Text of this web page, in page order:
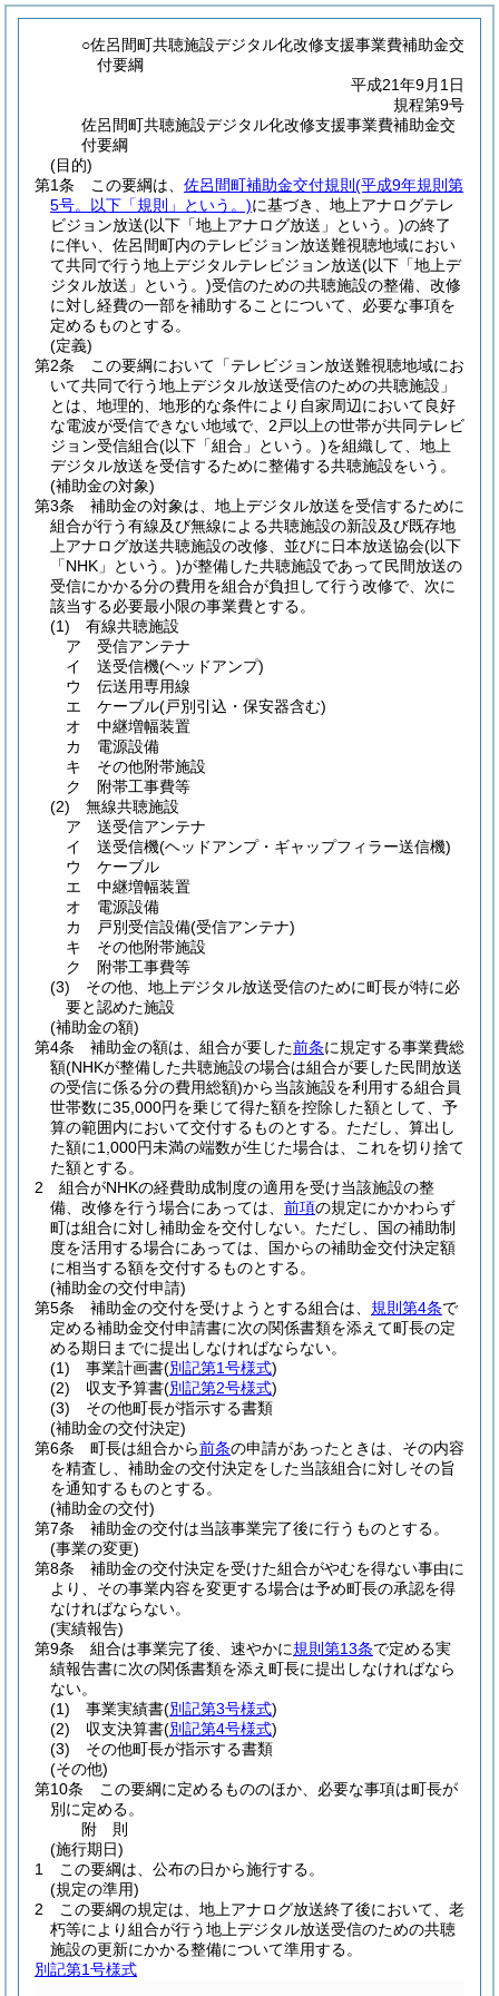
○佐呂間町共聴施設デジタル化改修支援事業費補助金交
付要綱
平成21年9月1日
規程第9号
佐呂間町共聴施設デジタル化改修支援事業費補助金交
付要綱
(目的)
第1条
この要綱は、 佐呂間町補助金交付規則 (平成9年規則第
5号。以下「規則」という。)に基づき、地上アナログテレ
ビジョン放送(以下「地上アナログ放送」という。)の終了
に伴い、佐呂間町内のテレビジョン放送難視聴地域におい
て共同で行う地上デジタルテレビジョン放送(以下「地上デ
ジタル放送」という。)受信のための共聴施設の整備、改修
に対し経費の一部を補助することについて、必要な事項を
定めるものとする。
(定義)
第2条
この要綱において「テレビジョン放送難視聴地域にお
いて共同で行う地上デジタル放送受信のための共聴施設」
とは、地理的、地形的な条件により自家周辺において良好
な電波が受信できない地域で、2戸以上の世帯が共同テレビ
ジョン受信組合(以下「組合」という。)を組織して、地上
デジタル放送を受信するために整備する共聴施設をいう。
(補助金の対象)
第3条
補助金の対象は、地上デジタル放送を受信するために
組合が行う有線及び無線による共聴施設の新設及び既存地
上アナログ放送共聴施設の改修、並びに日本放送協会(以下
「NHK」という。)が整備した共聴施設であって民間放送の
受信にかかる分の費用を組合が負担して行う改修で、次に
該当する必要最小限の事業費とする。
(1)
有線共聴施設
ア
受信アンテナ
イ
送受信機(ヘッドアンプ)
ウ
伝送用専用線
エ
ケーブル(戸別引込・保安器含む)
オ
中継増幅装置
カ
電源設備
キ
その他附帯施設
ク
附帯工事費等
(2)
無線共聴施設
ア
送受信アンテナ
イ
送受信機(ヘッドアンプ・ギャップフィラー送信機)
ウ
ケーブル
エ
中継増幅装置
オ
電源設備
カ
戸別受信設備(受信アンテナ)
キ
その他附帯施設
ク
附帯工事費等
(3)
その他、地上デジタル放送受信のために町長が特に必
要と認めた施設
(補助金の額)
第4条
補助金の額は、組合が要した前条に規定する事業費総
額(NHKが整備した共聴施設の場合は組合が要した民間放送
の受信に係る分の費用総額)から当該施設を利用する組合員
世帯数に35,000円を乗じて得た額を控除した額として、予
算の範囲内において交付するものとする。 ただし、算出し
た額に1,000円未満の端数が生じた場合は、これを切り捨て
た額とする。
2
組合がNHKの経費助成制度の適用を受け当該施設の整
備、改修を行う場合にあっては、 前項の規定にかかわらず
町は組合に対し補助金を交付しない。 ただし、国の補助制
度を活用する場合にあっては、国からの補助金交付決定額
に相当する額を交付するものとする。
(補助金の交付申請)
第5条
補助金の交付を受けようとする組合は、 規則第4条で
定める補助金交付申請書に次の関係書類を添えて町長の定
める期日までに提出しなければならない。
(1)
事業計画書(別記第1号様式)
(2)
収支予算書(別記第2号様式)
(3)
その他町長が指示する書類
(補助金の交付決定)
第6条
町長は組合から前条の申請があったときは、その内容
を精査し、補助金の交付決定をした当該組合に対しその旨
を通知するものとする。
(補助金の交付)
第7条
補助金の交付は当該事業完了後に行うものとする。
(事業の変更)
第8条
補助金の交付決定を受けた組合がやむを得ない事由に
より、その事業内容を変更する場合は予め町長の承認を得
なければならない。
(実績報告)
第9条
組合は事業完了後、速やかに規則第13条で定める実
績報告書に次の関係書類を添え町長に提出しなければなら
ない。
(1)
事業実績書(別記第3号様式)
(2)
収支決算書(別記第4号様式)
(3)
その他町長が指示する書類
(その他)
第10条
この要綱に定めるもののほか、必要な事項は町長が
別に定める。
附 則
(施行期日)
1
この要綱は、公布の日から施行する。
(規定の準用)
2
この要綱の規定は、地上アナログ放送終了後において、老
朽等により組合が行う地上デジタル放送受信のための共聴
施設の更新にかかる整備について準用する。
別記第1号様式